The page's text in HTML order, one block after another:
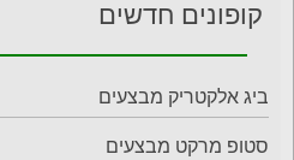
קופונים חדשים
ביג אלקטריק מבצעים
סטופ מרקט מבצעים